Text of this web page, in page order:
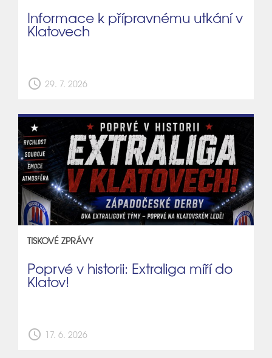
Informace k přípravnému utkání v
Klatovech
schedule 29. 7. 2026
TISKOVÉ ZPRÁVY
Poprvé v historii: Extraliga míří do
Klatov!
schedule 17. 6. 2026